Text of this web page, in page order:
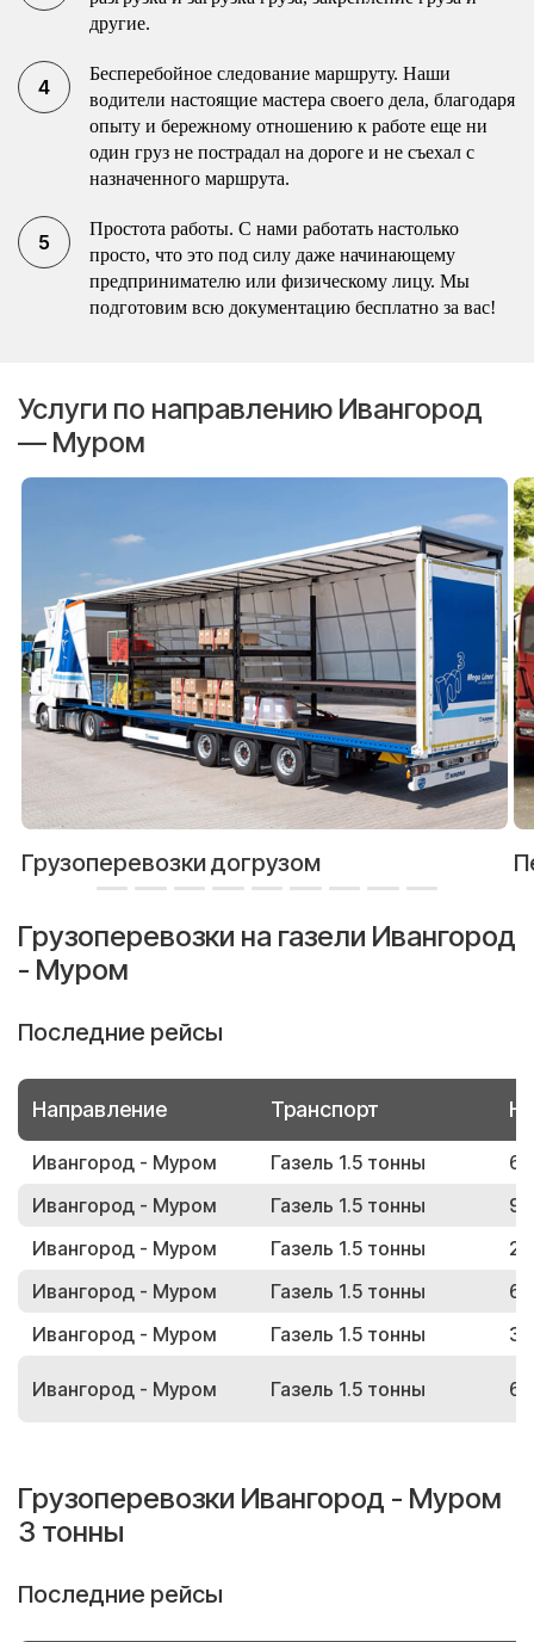
другие.
Бесперебойное следование маршруту. Наши
водители настоящие мастера своего дела, благодаря
опыту и бережному отношению к работе еще ни
один груз не пострадал на дороге и не съехал с
назначенного маршрута.
Простота работы. С нами работать настолько
просто, что это под силу даже начинающему
предпринимателю или физическому лицу. Мы
подготовим всю документацию бесплатно за вас!
Услуги по направлению Ивангород
— Муром
Грузоперевозки догрузом
Грузоперевозки на газели Ивангород
- Муром
Последние рейсы
Направление Транспорт
Ивангород - Муром Газель 1.5 тонны
Ивангород - Муром
Газель 1.5 тонны
Ивангород - Муром
Газель 1.5 тонны
Ивангород - Муром
Газель 1.5 тонны
Ивангород - Муром
Газель 1.5 тонны
Ивангород - Муром Газель 1.5 тонны
Грузоперевозки Ивангород - Муром
3 тонны
Последние рейсы